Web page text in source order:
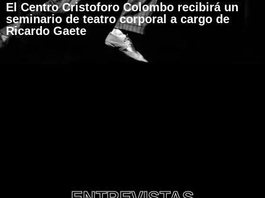
El Centro Cristoforo Colombo recibirá un
seminario de teatro corporal a cargo de
Ricardo Gaete